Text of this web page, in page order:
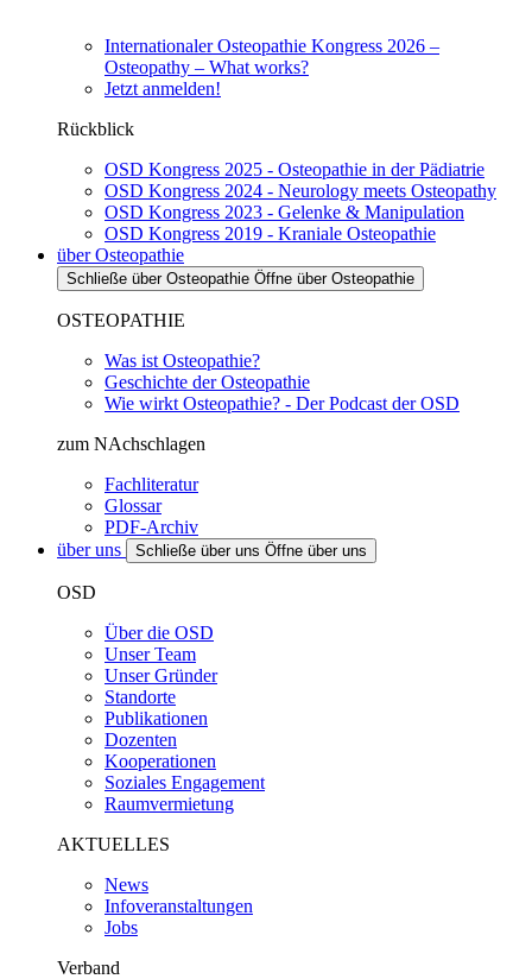
Internationaler Osteopathie Kongress 2026 –
Osteopathy – What works?
Jetzt anmelden!
Rückblick
OSD Kongress 2025 - Osteopathie in der Pädiatrie
OSD Kongress 2024 - Neurology meets Osteopathy
OSD Kongress 2023 - Gelenke & Manipulation
OSD Kongress 2019 - Kraniale Osteopathie
über Osteopathie
Schließe über Osteopathie Öffne über Osteopathie
OSTEOPATHIE
Was ist Osteopathie?
Geschichte der Osteopathie
Wie wirkt Osteopathie? - Der Podcast der OSD
zum NAchschlagen
Fachliteratur
Glossar
PDF-Archiv
über uns
Schließe über uns Öffne über uns
OSD
Über die OSD
Unser Team
Unser Gründer
Standorte
Publikationen
Dozenten
Kooperationen
Soziales Engagement
Raumvermietung
AKTUELLES
News
Infoveranstaltungen
Jobs
Verband